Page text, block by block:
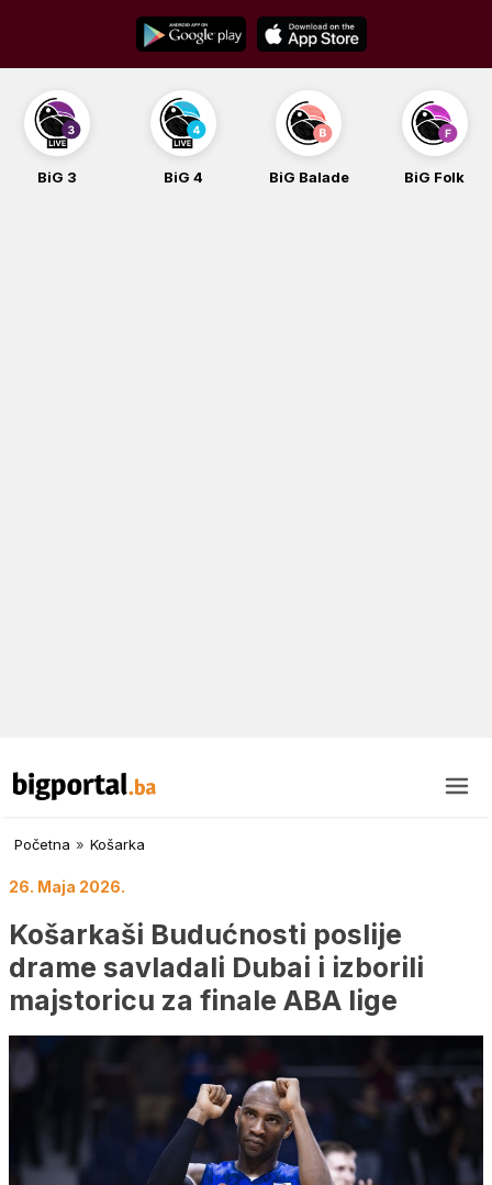
content
BiG 4 BiG Balade BiG Folk BiG iG
Početna » Košarka
26. Maja 2026.
Košarkaši Budućnosti poslije
drame savladali Dubai i izborili
majstoricu za finale ABA lige